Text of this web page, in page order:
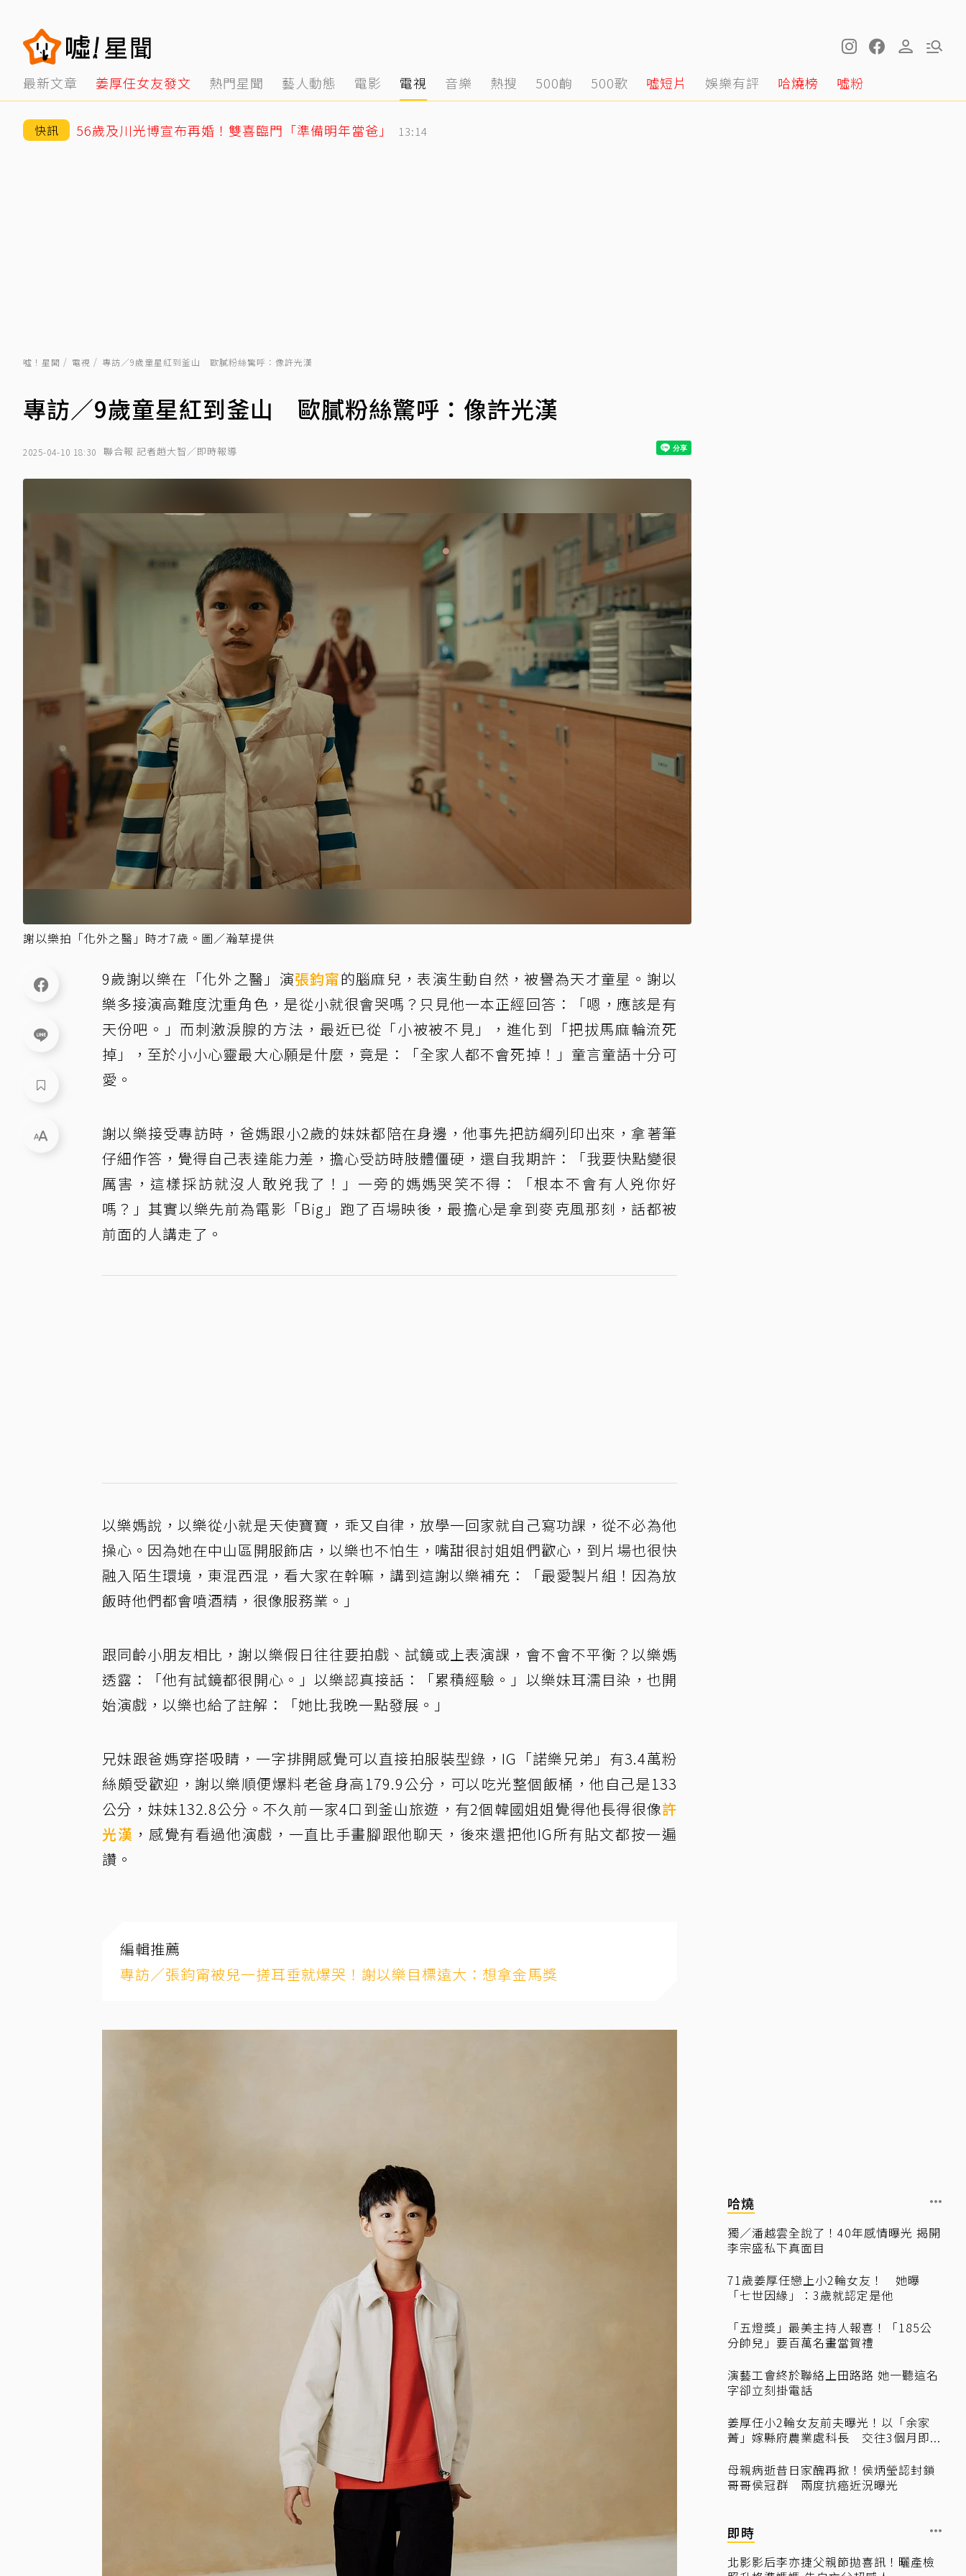
最新文章 姜厚任女友發文 熱門星聞 藝人動態 電影 電視 音樂 熱搜 500齣 500歌 噓短片 娛樂有評 哈燒榜 噓粉
快訊 56歲及川光博宣布再婚！雙喜臨門「準備明年當爸」 13:14
噓！星聞 電視 專訪／9歲童星紅到釜山 歐膩粉絲驚呼：像許光漢
專訪／9歲童星紅到釜山 歐膩粉絲驚呼：像許光漢
2025-04-10 18:30 聯合報 記者趙大智／即時報導
謝以樂拍「化外之醫」時才7歲。圖／瀚草提供
9歲謝以樂在「化外之醫」演張鈞甯的腦麻兒，表演生動自然，被譽為天才童星。謝以
樂多接演高難度沈重角色，是從小就很會哭嗎？只見他一本正經回答：「嗯，應該是有
天份吧。」而刺激淚腺的方法，最近已從「小被被不見」，進化到「把拔馬麻輪流死
掉」，至於小小心靈最大心願是什麼，竟是：「全家人都不會死掉！」童言童語十分可
愛。
謝以樂接受專訪時，爸媽跟小2歲的妹妹都陪在身邊，他事先把訪綱列印出來，拿著筆
仔細作答，覺得自己表達能力差，擔心受訪時肢體僵硬，還自我期許：「我要快點變很
厲害，這樣採訪就沒人敢兇我了！」一旁的媽媽哭笑不得：「根本不會有人兇你好
嗎？」其實以樂先前為電影「Big」跑了百場映後，最擔心是拿到麥克風那刻，話都被
前面的人講走了。
以樂媽說，以樂從小就是天使寶寶，乖又自律，放學一回家就自己寫功課，從不必為他
操心。因為她在中山區開服飾店，以樂也不怕生，嘴甜很討姐姐們歡心，到片場也很快
融入陌生環境，東混西混，看大家在幹嘛，講到這謝以樂補充：「最愛製片組！因為放
飯時他們都會噴酒精，很像服務業。」
跟同齡小朋友相比，謝以樂假日往往要拍戲、試鏡或上表演課，會不會不平衡？以樂媽
透露：「他有試鏡都很開心。」以樂認真接話：「累積經驗。」以樂妹耳濡目染，也開
始演戲，以樂也給了註解：「她比我晚一點發展。」
兄妹跟爸媽穿搭吸睛，一字排開感覺可以直接拍服裝型錄，IG「諾樂兄弟」有3.4萬粉
絲頗受歡迎，謝以樂順便爆料老爸身高179.9公分，可以吃光整個飯桶，他自己是133
公分，妹妹132.8公分。不久前一家4口到釜山旅遊，有2個韓國姐姐覺得他長得很像許
光漢 ，感覺有看過他演戲，一直比手畫腳跟他聊天，後來還把他IG所有貼文都按一遍
讚。
編輯推薦
專訪／張鈞甯被兒一搓耳垂就爆哭！謝以樂目標遠大：想拿金馬獎
哈燒
獨／潘越雲全說了！40年感情曝光 揭開
李宗盛私下真面目
71歲姜厚任戀上小2輪女友！ 她曝
「七世因緣」：3歲就認定是他
「五燈獎」最美主持人報喜！「185公
分帥兒」要百萬名畫當賀禮
演藝工會終於聯絡上田路路 她一聽這名
字卻立刻掛電話
姜厚任小2輪女友前夫曝光！以「余家
菁」嫁縣府農業處科長 交往3個月即...
母親病逝昔日家醜再掀！侯炳瑩認封鎖
哥哥侯冠群 兩度抗癌近況曝光
即時
北影影后李亦捷父親節拋喜訊！曬產檢